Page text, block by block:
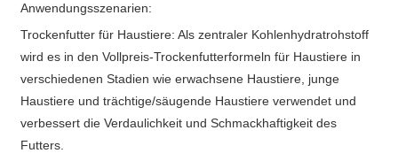
Anwendungsszenarien:
Trockenfutter für Haustiere: Als zentraler Kohlenhydratrohstoff
wird es in den Vollpreis-Trockenfutterformeln für Haustiere in
verschiedenen Stadien wie erwachsene Haustiere, junge
Haustiere und trächtige/säugende Haustiere verwendet und
verbessert die Verdaulichkeit und Schmackhaftigkeit des
Futters.